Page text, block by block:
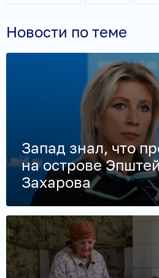
Новости по теме
Запад знал, что
на острове
Захарова